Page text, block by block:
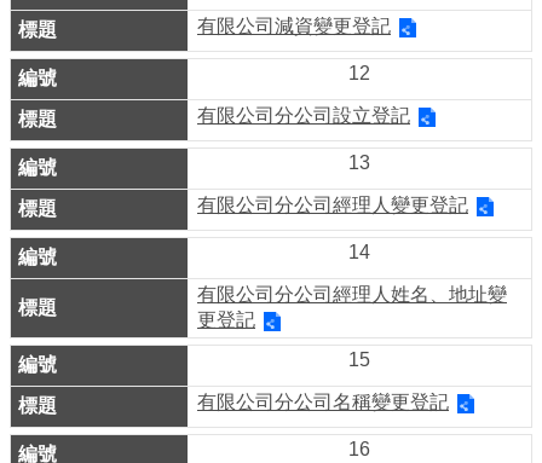
發
展
與
輔
導
商
圈
廊
帶
紹
影
音
有限公司減資變更登記
12
有限公司分公司設立登記
13
有限公司分公司經理人變更登記
14
有限公司分公司經理人姓名、地址變
更登記
15
有限公司分公司名稱變更登記
16